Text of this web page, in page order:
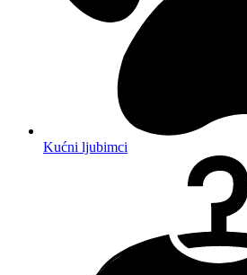
Kućni ljubimci